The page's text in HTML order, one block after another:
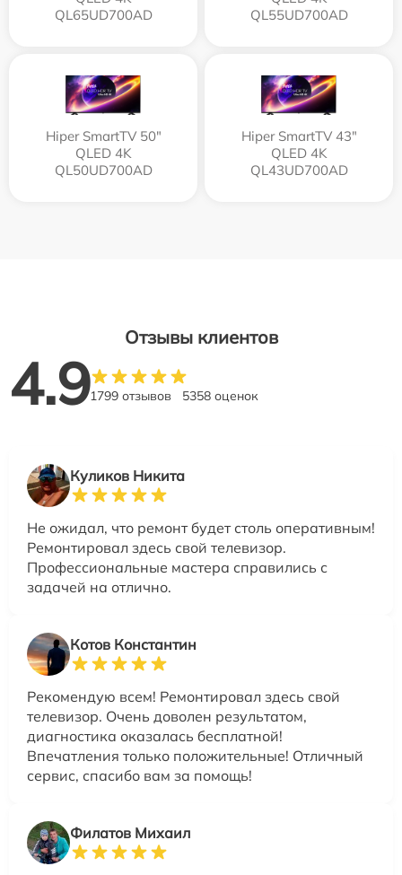
QL65UD700AD
QL55UD700AD
Hiper SmartTV 50"
QLED 4K
QL50UD700AD
Hiper SmartTV 43"
QLED 4K
QL43UD700AD
Отзывы клиентов
4.91799 отзывов 5358 оценок
Куликов Никита
Не ожидал, что ремонт будет столь оперативным!
Ремонтировал здесь свой телевизор.
Профессиональные мастера справились с
задачей на отлично.
Котов Константин
Рекомендую всем! Ремонтировал здесь свой
телевизор. Очень доволен результатом,
диагностика оказалась бесплатной!
Впечатления только положительные! Отличный
сервис, спасибо вам за помощь!
Филатов Михаил